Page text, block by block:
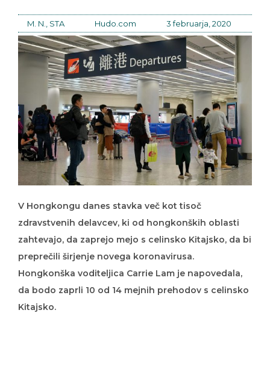
M. N., STA Hudo.com 3 februarja, 2020
V Hongkongu danes stavka več kot tisoč
zdravstvenih delavcev, ki od hongkonških oblasti
zahtevajo, da zaprejo mejo s celinsko Kitajsko, da bi
preprečili širjenje novega koronavirusa.
Hongkonška voditeljica Carrie Lam je napovedala,
da bodo zaprli 10 od 14 mejnih prehodov s celinsko
Kitajsko.